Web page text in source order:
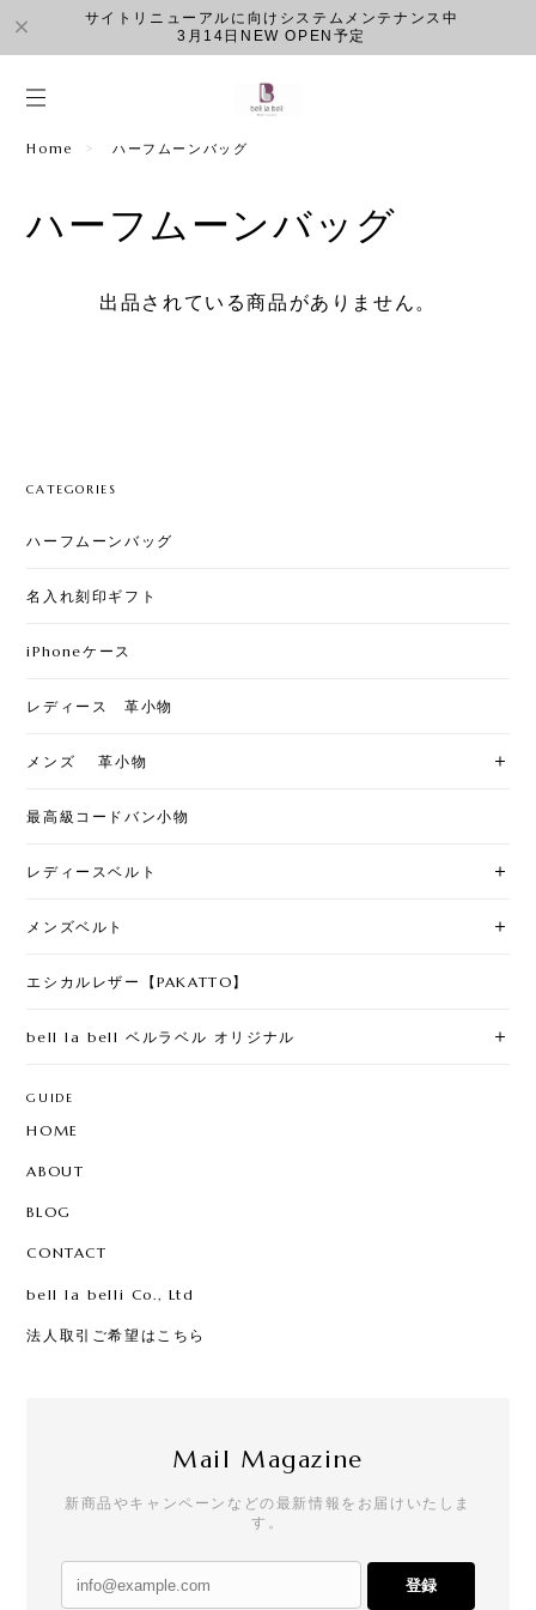
サイトリニューアルに向けシステムメンテナンス中
3月14日NEW OPEN予定
Home ハーフムーンバッグ
ハーフムーンバッグ
出品されている商品がありません。
CATEGORIES
ハーフムーンバッグ
名入れ刻印ギフト
iPhoneケース
レディース 革小物
メンズ 革小物
最高級コードバン小物
レディースベルト
メンズベルト
エシカルレザー【PAKATTO】
bell la bell ベルラベル オリジナル
GUIDE
HOME
ABOUT
BLOG
CONTACT
bell la belli Co., Ltd
法人取引ご希望はこちら
Mail Magazine
新商品やキャンペーンなどの最新情報をお届けいたしま
す。
登録